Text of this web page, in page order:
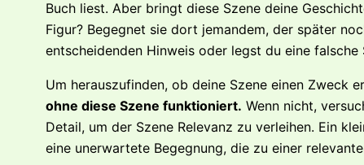
Buch liest. Aber bringt diese Szene deine
Figur? Begegnet sie dort jemandem, der später
entscheidenden Hinweis oder legst du eine falsche
Um herauszufinden, ob deine Szene einen Zweck
ohne diese Szene funktioniert. Wenn nicht,
Detail, um der Szene Relevanz zu verleihen. Ein
eine unerwartete Begegnung, die zu einer